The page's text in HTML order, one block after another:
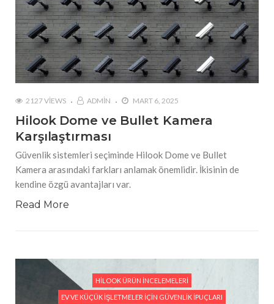
2127 VIEWS ADMIN MART 6, 2025
Hilook Dome ve Bullet Kamera
Karşılaştırması
Güvenlik sistemleri seçiminde Hilook Dome ve Bullet
Kamera arasındaki farkları anlamak önemlidir. İkisinin de
kendine özgü avantajları var.
Read More
HILOOK ÜRÜN İNCELEMELERI
EV VE KÜÇÜK İŞLETMELER İÇIN GÜVENLIK İPUÇLARI